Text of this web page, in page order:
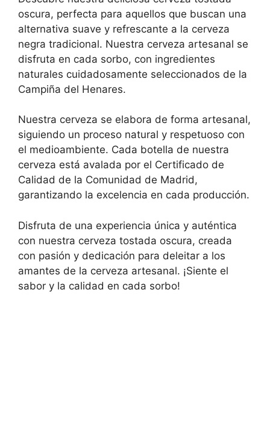
oscura, perfecta para aquellos que buscan una
alternativa suave y refrescante a la cerveza
negra tradicional. Nuestra cerveza artesanal se
disfruta en cada sorbo, con ingredientes
naturales cuidadosamente seleccionados de la
Campiña del Henares.
Nuestra cerveza se elabora de forma artesanal,
siguiendo un proceso natural y respetuoso con
el medioambiente. Cada botella de nuestra
cerveza está avalada por el Certificado de
Calidad de la Comunidad de Madrid,
garantizando la excelencia en cada producción.
Disfruta de una experiencia única y auténtica
con nuestra cerveza tostada oscura, creada
con pasión y dedicación para deleitar a los
amantes de la cerveza artesanal. ¡Siente el
sabor y la calidad en cada sorbo!